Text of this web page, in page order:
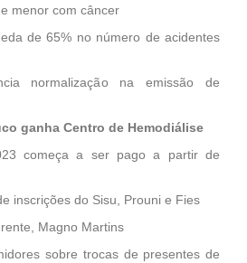
menor com câncer
de 65% no número de acidentes
normalização na emissão de
ganha Centro de Hemodiálise
começa a ser pago a partir de
inscrições do Sisu, Prouni e Fies
Magno Martins
sobre trocas de presentes de